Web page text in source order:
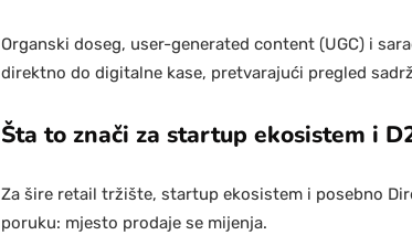
Organski doseg, user-generated content (UGC) i
direktno do digitalne kase, pretvarajući pregled
Šta to znači za startup ekosistem i
Za šire retail tržište, startup ekosistem i posebno
poruku: mjesto prodaje se mijenja.